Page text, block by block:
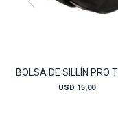
BOLSA DE SILLÍN PRO
USD 15,00